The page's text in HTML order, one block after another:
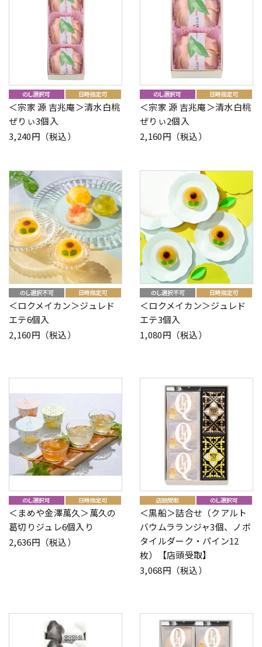
＜宗家 源 吉兆庵＞清水白桃
ぜりぃ3個入
3,240円（税込）
＜宗家 源 吉兆庵＞清水白桃
ぜりぃ2個入
2,160円（税込）
＜ロクメイカン＞ジュレド
エテ6個入
2,160円（税込）
＜ロクメイカン＞ジュレド
エテ3個入
1,080円（税込）
＜まめや金澤萬久＞萬久の
葛切りジュレ6個入り
2,636円（税込）
＜黒船＞詰合せ（クアルト
バウムラランジャ3個、ノボ
タイルダーク・パイン12
枚）【店頭受取】
3,068円（税込）